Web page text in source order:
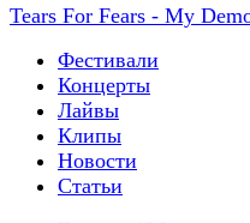
Tears For Fears - My
Фестивали
Концерты
Лайвы
Клипы
Новости
Статьи